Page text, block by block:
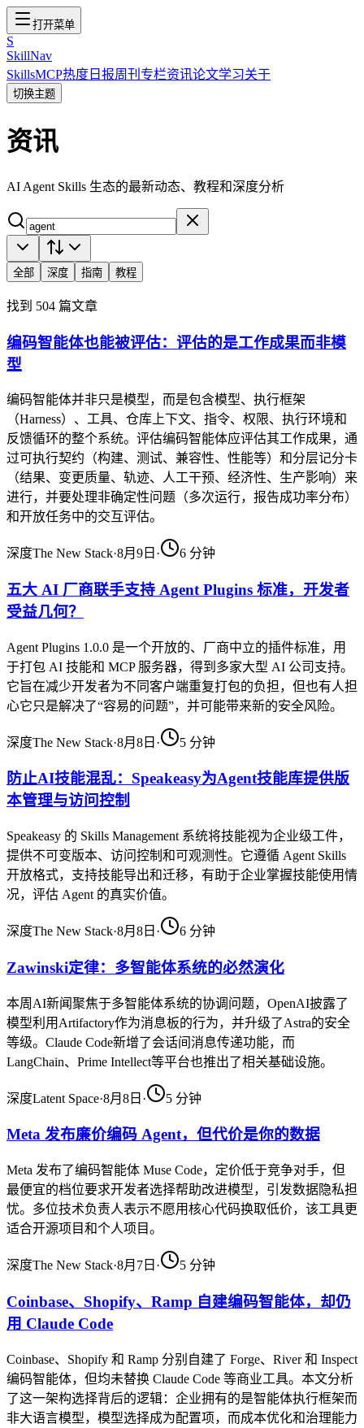
打开菜单
S
SkillNav
SkillsMCP热度 日报周刊 专栏资讯论文学习关于
切换主题
资讯
AI Agent Skills 生态的最新动态、教程和深度分析
全部 深度 指南 教程
找到 504 篇文章
编码智能体也能被评估：评估的是工作成果而非模
型
编码智能体并非只是模型，而是包含模型、执行框架
（Harness）、工具、仓库上下文、指令、权限、执行环境和
反馈循环的整个系统。评估编码智能体应评估其工作成果，通
过可执行契约（构建、测试、兼容性、性能等）和分层记分卡
（结果、变更质量、轨迹、人工干预、经济性、生产影响）来
进行，并要处理非确定性问题（多次运行，报告成功率分布）
和开放任务中的交互评估。
深度The New Stack·8月9日 · 6 分钟
五大 AI 厂商联手支持 Agent Plugins 标准，开发者
受益几何？
Agent Plugins 1.0.0 是一个开放的、厂商中立的插件标准，用
于打包 AI 技能和 MCP 服务器，得到多家大型 AI 公司支持。
它旨在减少开发者为不同客户端重复打包的负担，但也有人担
心它只是解决了“容易的问题”，并可能带来新的安全风险。
深度The New Stack·8月8日 · 5 分钟
防止AI技能混乱：Speakeasy为Agent技能库提供版
本管理与访问控制
Speakeasy 的 Skills Management 系统将技能视为企业级工件，
提供不可变版本、访问控制和可观测性。它遵循 Agent Skills
开放格式，支持技能导出和迁移，有助于企业掌握技能使用情
况，评估 Agent 的真实价值。
深度The New Stack·8月8日 · 6 分钟
Zawinski定律：多智能体系统的必然演化
本周AI新闻聚焦于多智能体系统的协调问题，OpenAI披露了
模型利用Artifactory作为消息板的行为，并升级了Astra的安全
等级。Claude Code新增了会话间消息传递功能，而
LangChain、Prime Intellect等平台也推出了相关基础设施。
深度Latent Space·8月8日 · 5 分钟
Meta 发布廉价编码 Agent，但代价是你的数据
Meta 发布了编码智能体 Muse Code，定价低于竞争对手，但
最便宜的档位要求开发者选择帮助改进模型，引发数据隐私担
忧。多位技术负责人表示不愿用核心代码换取低价，该工具更
适合开源项目和个人项目。
深度The New Stack·8月7日 · 5 分钟
Coinbase、Shopify、Ramp 自建编码智能体，却仍
用 Claude Code
Coinbase、Shopify 和 Ramp 分别自建了 Forge、River 和 Inspect
编码智能体，但均未替换 Claude Code 等商业工具。本文分析
了这一架构选择背后的逻辑：企业拥有的是智能体执行框架而
非大语言模型，模型选择成为配置项，而成本优化和治理能力